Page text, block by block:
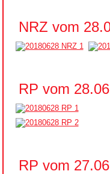
NRZ vom
RP vom
RP vom